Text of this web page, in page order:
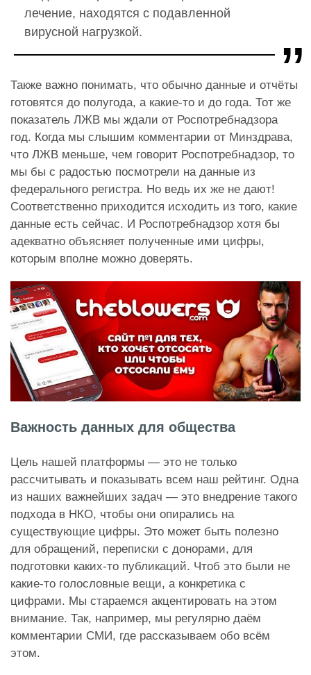
лечение, находятся с подавленной
вирусной нагрузкой.
Также важно понимать, что обычно данные и отчёты
готовятся до полугода, а какие-то и до года. Тот же
показатель ЛЖВ мы ждали от Роспотребнадзора
год. Когда мы слышим комментарии от Минздрава,
что ЛЖВ меньше, чем говорит Роспотребнадзор, то
мы бы с радостью посмотрели на данные из
федерального регистра. Но ведь их же не дают!
Соответственно приходится исходить из того, какие
данные есть сейчас. И Роспотребнадзор хотя бы
адекватно объясняет полученные ими цифры,
которым вполне можно доверять.
Важность данных для общества
Цель нашей платформы — это не только
рассчитывать и показывать всем наш рейтинг. Одна
из наших важнейших задач — это внедрение такого
подхода в НКО, чтобы они опирались на
существующие цифры. Это может быть полезно
для обращений, переписки с донорами, для
подготовки каких-то публикаций. Чтоб это были не
какие-то голословные вещи, а конкретика с
цифрами. Мы стараемся акцентировать на этом
внимание. Так, например, мы регулярно даём
комментарии СМИ, где рассказываем обо всём
этом.